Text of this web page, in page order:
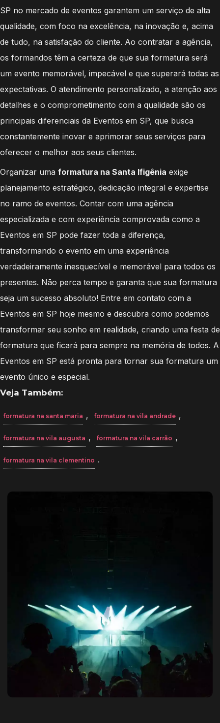
SP no mercado de eventos garantem um serviço de alta
qualidade, com foco na excelência, na inovação e, acima
de tudo, na satisfação do cliente. Ao contratar a agência,
os formandos têm a certeza de que sua formatura será
um evento memorável, impecável e que superará todas as
expectativas. O atendimento personalizado, a atenção aos
detalhes e o comprometimento com a qualidade são os
principais diferenciais da Eventos em SP, que busca
constantemente inovar e aprimorar seus serviços para
oferecer o melhor aos seus clientes.
Organizar uma formatura na Santa Ifigênia exige
planejamento estratégico, dedicação integral e expertise
no ramo de eventos. Contar com uma agência
especializada e com experiência comprovada como a
Eventos em SP pode fazer toda a diferença,
transformando o evento em uma experiência
verdadeiramente inesquecível e memorável para todos os
presentes. Não perca tempo e garanta que sua formatura
seja um sucesso absoluto! Entre em contato com a
Eventos em SP hoje mesmo e descubra como podemos
transformar seu sonho em realidade, criando uma festa de
formatura que ficará para sempre na memória de todos. A
Eventos em SP está pronta para tornar sua formatura um
evento único e especial.
Veja Também:
formatura na santa maria , formatura na vila andrade ,
formatura na vila augusta , formatura na vila carrão ,
formatura na vila clementino .